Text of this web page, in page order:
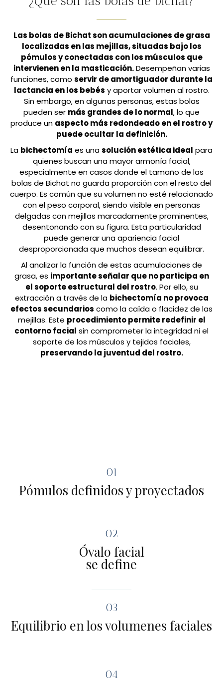
Las bolas de Bichat son acumulaciones de grasa
localizadas en las mejillas, situadas bajo los
pómulos y conectadas con los músculos que
intervienen en la masticación.Desempeñan varias
funciones, como servir de amortiguador durante la
lactancia en los bebés y aportar volumen al rostro.
Sin embargo, en algunas personas, estas bolas
pueden ser más grandes de lo normal, lo que
produce un aspecto más redondeado en el rostro y
puede ocultar la definición.
La bichectomía es unasolución estética ideal para
quienes buscan una mayor armonía facial,
especialmente en casos donde el tamaño de las
bolas de Bichat no guarda proporción con el resto del
cuerpo. Es común que su volumen no esté relacionado
con el peso corporal, siendo visible en personas
delgadas con mejillas marcadamente prominentes,
desentonando con su figura. Esta particularidad
puede generar una apariencia facial
desproporcionada que muchos desean equilibrar.
Al analizar la función de estas acumulaciones de
grasa, es importante señalar que no participa en
el soporte estructural del rostro. Por ello, su
extracción a través de la bichectomía no provoca
efectos secundarios como la caída o flacidez de las
mejillas. Este procedimiento permite redefinir el
contorno facial sin comprometer la integridad ni el
soporte de los músculos y tejidos faciales,
preservando la juventud del rostro.
01
Pómulos definidos y proyectados
02
Óvalo facial
se define
03
Equilibrio en los volumenes faciales
04